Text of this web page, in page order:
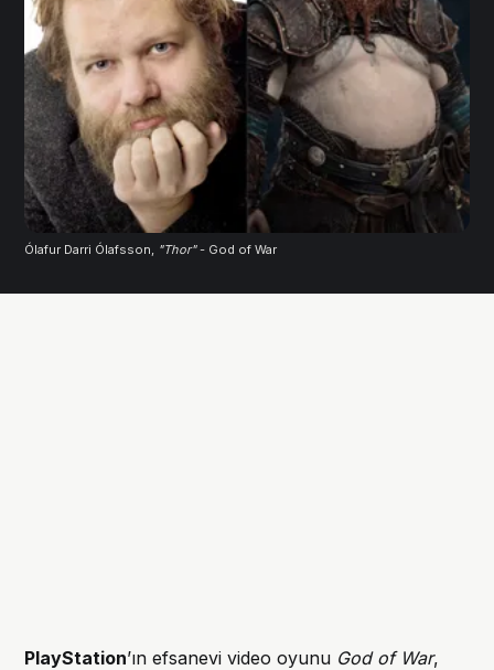
Ólafur Darri Ólafsson, "Thor" - God of War
PlayStation’ın efsanevi video oyunu God of War,